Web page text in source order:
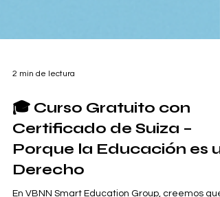
🎓 Curso Gratuito con
Certificado de Suiza –
Porque la Educación es